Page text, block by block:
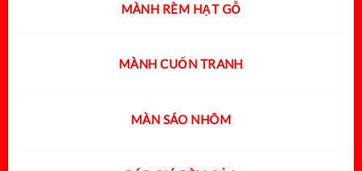
MÀNH RÈM HẠT GỖ
MÀNH CUỐN TRANH
MÀN SÁO NHÔM